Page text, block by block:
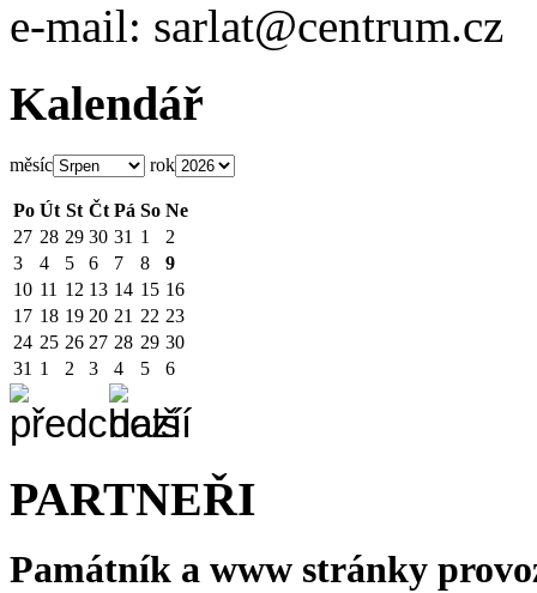
e-mail: sarlat@centrum.cz
Kalendář
měsíc rok
Po Út St Čt Pá So Ne
27 28 29 30 31 1
2
3
4 5 6 7 8
9
10 11 12 13 14 15 16
17 18 19 20 21 22 23
24 25 26 27 28 29 30
31 1 2 3 4 5 6
PARTNEŘI
Památník a www stránky